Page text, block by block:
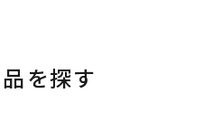
を探す